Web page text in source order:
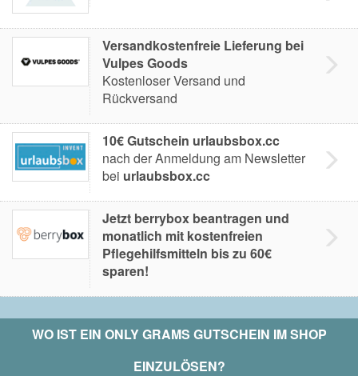
Versandkostenfreie Lieferung bei
Vulpes Goods
Kostenloser Versand und
Rückversand
10€ Gutschein urlaubsbox.cc
nach der Anmeldung am Newsletter
bei urlaubsbox.cc
Jetzt berrybox beantragen und
monatlich mit kostenfreien
Pflegehilfsmitteln bis zu 60€
sparen!
WO IST EIN ONLY GRAMS GUTSCHEIN IM SHOP
EINZULÖSEN?